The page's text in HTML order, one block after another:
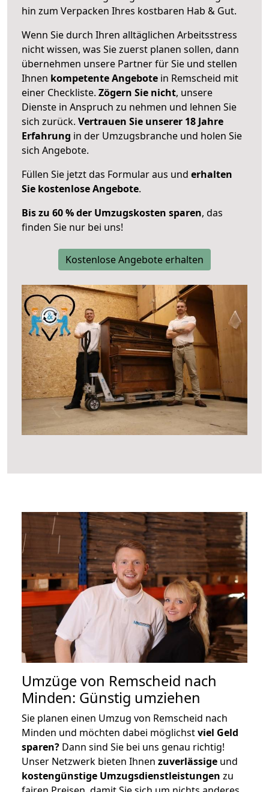
hin zum Verpacken Ihres kostbaren Hab & Gut.
Wenn Sie durch Ihren alltäglichen Arbeitsstress
nicht wissen, was Sie zuerst planen sollen, dann
übernehmen unsere Partner für Sie und stellen
Ihnen kompetente Angebote in Remscheid mit
einer Checkliste. Zögern Sie nicht, unsere
Dienste in Anspruch zu nehmen und lehnen Sie
sich zurück. Vertrauen Sie unserer 18 Jahre
Erfahrung in der Umzugsbranche und holen Sie
sich Angebote.
Füllen Sie jetzt das Formular aus und erhalten
Sie kostenlose Angebote.
Bis zu 60 % der Umzugskosten sparen, das
finden Sie nur bei uns!
Kostenlose Angebote erhalten
Umzüge von Remscheid nach
Minden: Günstig umziehen
Sie planen einen Umzug von Remscheid nach
Minden und möchten dabei möglichstviel Geld
sparen? Dann sind Sie bei uns genau richtig!
Unser Netzwerk bieten Ihnen zuverlässige und
kostengünstige Umzugsdienstleistungen zu